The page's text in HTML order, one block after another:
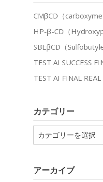
CMβCD（
HP-β-CD（
SBEβCD（
TEST AI SUCCESS
TEST AI FINAL REAL
カテゴリー
テ
ー
アーカイブ